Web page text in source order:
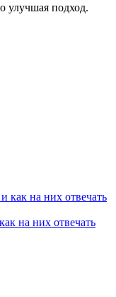
улучшая подход.
на них отвечать